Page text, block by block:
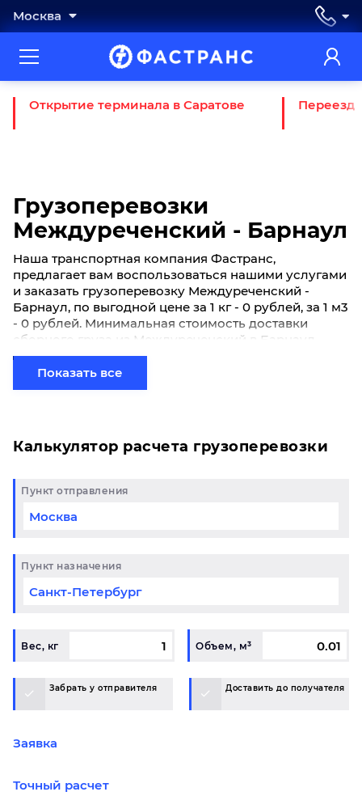
Москва
Открытие терминала в Саратове Переезд
Грузоперевозки
Междуреченский - Барнаул
Наша транспортная компания Фастранс,
предлагает вам воспользоваться нашими услугами
и заказать грузоперевозку Междуреченский -
Барнаул, по выгодной цене за 1 кг - 0 рублей, за 1 м3
- 0 рублей. Минимальная стоимость доставки
сборного груза из Междуреченский в Барнаул
начинается от 0 рублей. Если вы хотите отправить
свой груз сборной партией по готовому маршруту
в Барнаул и у вас возникли вопросы, свяжитесь с
Показать все
Калькулятор расчета грузоперевозки
Пункт отправления
Пункт назначения
Вес, кг Объем, м³
Забрать у отправителя Доставить до получателя
Заявка
Точный расчет